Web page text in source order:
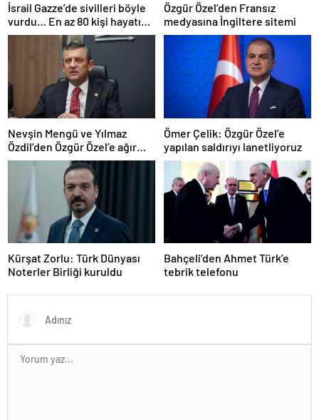
İsrail Gazze’de sivilleri böyle
vurdu… En az 80 kişi hayatını
kaybetti
Özgür Özel’den Fransız
medyasına İngiltere sitemi
Nevşin Mengü ve Yılmaz
Özdil’den Özgür Özel’e ağır
eleştiriler
Ömer Çelik: Özgür Özel’e
yapılan saldırıyı lanetliyoruz
Kürşat Zorlu: Türk Dünyası
Noterler Birliği kuruldu
Bahçeli’den Ahmet Türk’e
tebrik telefonu